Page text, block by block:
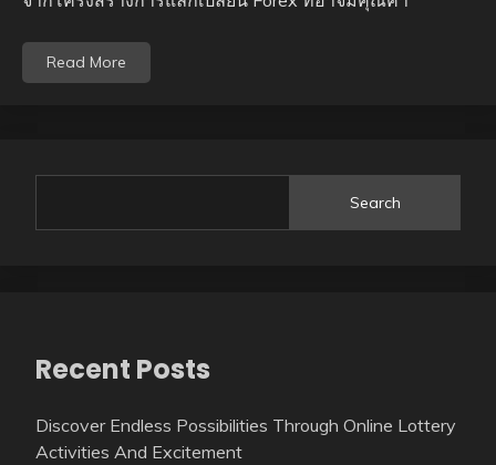
Read More
Search
Recent Posts
Discover Endless Possibilities Through Online Lottery
Activities And Excitement